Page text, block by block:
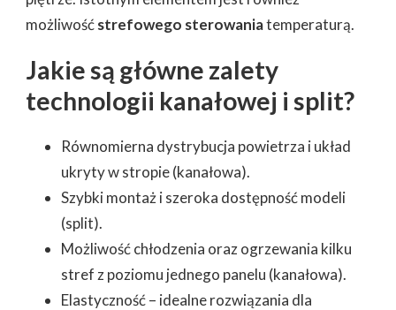
możliwośćstrefowego sterowaniatemperaturą.
Jakie są główne zalety
technologii kanałowej i split?
Równomierna dystrybucja powietrza i układ
ukryty w stropie (kanałowa).
Szybki montaż i szeroka dostępność modeli
(split).
Możliwość chłodzenia oraz ogrzewania kilku
stref z poziomu jednego panelu (kanałowa).
Elastyczność – idealne rozwiązania dla